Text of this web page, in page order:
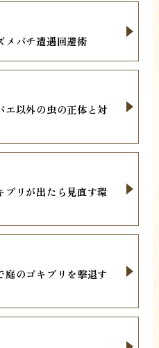
メバチ遭遇回避術
エ以外の虫の正体と対
ブリが出たら見直す環
庭のゴキブリを撃退す